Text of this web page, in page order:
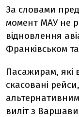
За словами
момент МАУ не
відновлення
Франківськом
Пасажирам, які
скасовані
виліт з